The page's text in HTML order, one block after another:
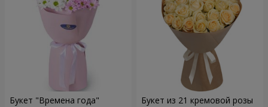
Букет "Времена года" Букет из 21 кремовой розы